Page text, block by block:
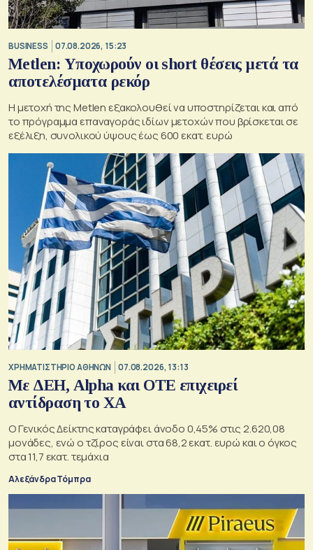
BUSINESS 07.08.2026, 15:23
Metlen: Υποχωρούν οι short θέσεις μετά τα
αποτελέσματα ρεκόρ
Η μετοχή της Metlen εξακολουθεί να υποστηρίζεται και από
το πρόγραμμα επαναγοράς ιδίων μετοχών που βρίσκεται σε
εξέλιξη, συνολικού ύψους έως 600 εκατ. ευρώ
XΡΗΜΑΤΙΣΤΗΡΙΟ ΑΘΗΝΩΝ 07.08.2026, 13:13
Με ΔΕΗ, Alpha και ΟΤΕ επιχειρεί
αντίδραση το ΧΑ
Ο Γενικός Δείκτης καταγράφει άνοδο 0,45% στις 2.620,08
μονάδες, ενώ ο τζίρος είναι στα 68,2 εκατ. ευρώ και ο όγκος
στα 11,7 εκατ. τεμάχια
Αλεξάνδρα Τόμπρα